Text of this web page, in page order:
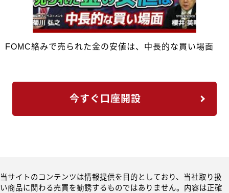
FOMC絡みで売られた金の安値は、中長的な買い場面
今すぐ口座開設
当サイトのコンテンツは情報提供を目的としており、当社取り扱
い商品に関わる売買を勧誘するものではありません。内容は正確